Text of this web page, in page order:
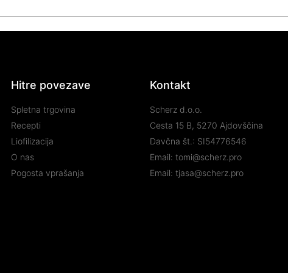
Hitre povezave
Spletna trgovina
Recepti
Liofilizacija
O nas
Pogosta vprašanja
Kontakt
Scherz d.o.o.
Cesta 15 B, 5270 Ajdovščina
Davčna št.: SI54776546
Email: tomi@scherz.pro
Email: tjasa@scherz.pro